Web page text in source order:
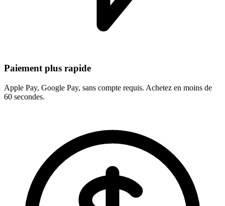
Paiement plus rapide
Apple Pay, Google Pay, sans compte requis. Achetez en moins de
60 secondes.